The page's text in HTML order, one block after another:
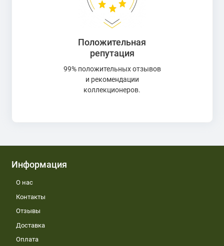
Положительная
репутация
99% положительных отзывов
и рекомендации
коллекционеров.
Информация
О нас
Контакты
Отзывы
Доставка
Оплата